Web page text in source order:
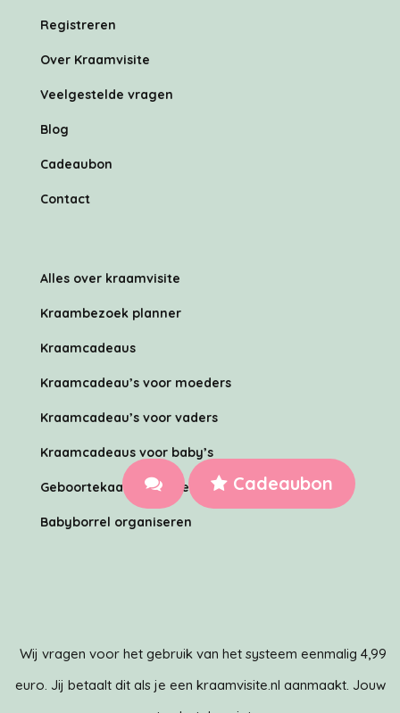
Cadeaubon
Registreren
Over Kraamvisite
Veelgestelde vragen
Blog
Cadeaubon
Contact
Alles over kraamvisite
Kraambezoek planner
Kraamcadeaus
Kraamcadeau’s voor moeders
Kraamcadeau’s voor vaders
Kraamcadeaus voor baby’s
Geboortekaartje ontwerpen met Canva
Babyborrel organiseren
Wij vragen voor het gebruik van het systeem eenmalig 4,99
euro. Jij betaalt dit als je een kraamvisite.nl aanmaakt. Jouw